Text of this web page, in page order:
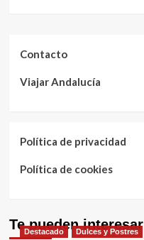
Contacto
Viajar Andalucía
Política de privacidad
Política de cookies
Te pueden interesar
Destacado Dulces y Postres